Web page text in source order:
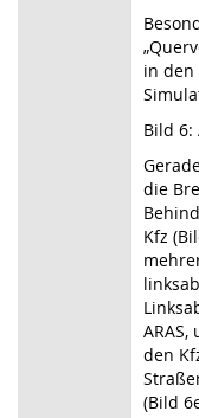
in den
Bild 6:
die
Kfz
den
(Bild